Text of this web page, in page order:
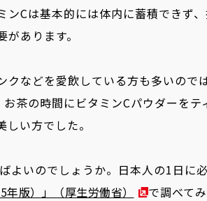
Cは基本的には体内に蓄積できず
あります。
クなどを愛飲している方も多いので
茶の時間にビタミンCパウダーをテ
い方でした。
よいのでしょうか。日本人の1日に
版）」（厚生労働省）
で調べて